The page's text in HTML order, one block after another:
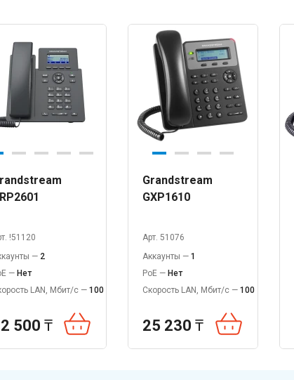
!51120
— 2
— Нет
LAN, Мбит/с — 100
500 ₸
Grandstream
GXP1610
Арт. 51076
Аккаунты —1
PoE — Нет
Скорость LAN, Мбит/с —100
25 230 ₸